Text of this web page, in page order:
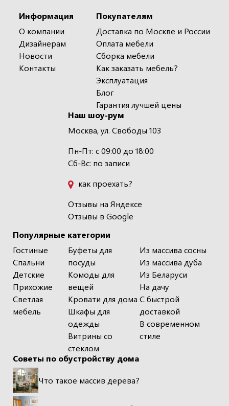
Информация
О компании
Дизайнерам
Новости
Контакты
Популярные категории
Гостиные
Спальни
Детские
Прихожие
Светлая
мебель
Буфеты для
посуды
Комоды для
вещей
Кровати для дома
Шкафы для
одежды
Витрины со
стеклом
Из массива сосны
Из массива дуба
Из Беларуси
На дачу
С быстрой
доставкой
В современном
стиле
Покупателям
Доставка по Москве и России
Оплата мебели
Сборка мебели
Как заказать мебель?
Эксплуатация
Блог
Гарантия лучшей цены
Наш шоу-рум
Москва, ул. Свободы 103
Пн-Пт: с 09:00 до 18:00
Сб-Вс: по записи
как проехать?
Отзывы на Яндексе
Отзывы в Google
Советы по обустройству дома
Что такое массив дерева?